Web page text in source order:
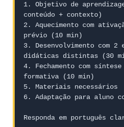
1. Objetivo de
conteúdo + contexto)
2. Aquecimento com
prévio (10 min)
3. Desenvolvimento com 2
didáticas distintas (30
4. Fechamento com
formativa (10 min)
5. Materiais necessários
6. Adaptação para aluno
Responda em português